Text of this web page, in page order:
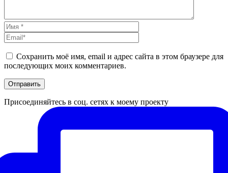
Сохранить моё имя, email и адрес сайта в этом браузере для
последующих моих комментариев.
Присоединяйтесь в соц. сетях к моему проекту